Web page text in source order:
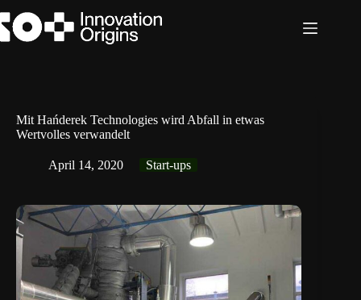
Inhalt
springen
Mit Hańderek Technologies wird Abfall in etwas
Wertvolles verwandelt
April 14, 2020 Start-ups